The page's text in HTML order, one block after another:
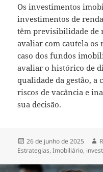
Os investimentos
investimentos de
têm previsibilidade de
avaliar com cautela os
caso dos fundos
avaliar o histórico de
qualidade da gestão, a
riscos de vacância e
sua decisão.
Publicado
em
26 de junho de 2025
Estrategias,Imobiliário,